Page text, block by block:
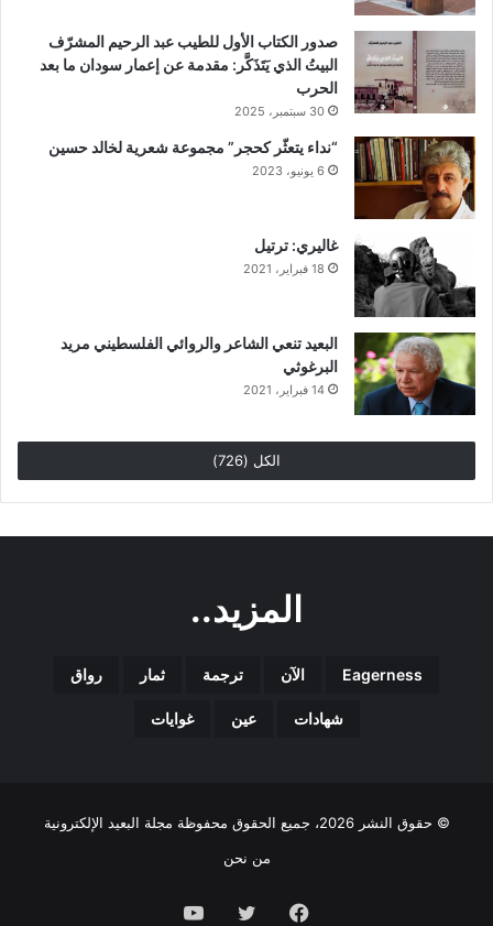
صدور الكتاب الأول للطيب عبد الرحيم المشرّف
البيتُ الذي يَتَذَكَّر: مقدمة عن إعمار سودان ما بعد
الحرب
30 سبتمبر، 2025
“نداء يتعثّر كحجر” مجموعة شعرية لخالد حسين
6 يونيو، 2023
غاليري: ترتيل
18 فبراير، 2021
البعيد تنعي الشاعر والروائي الفلسطيني مريد
البرغوثي
14 فبراير، 2021
الكل (726)
المزيد..
Eagerness الآن ترجمة ثمار رواق
شهادات عين غوايات
© حقوق النشر 2026، جميع الحقوق محفوظة مجلة البعيد الإلكترونية
من نحن
فيسبوك تويتر